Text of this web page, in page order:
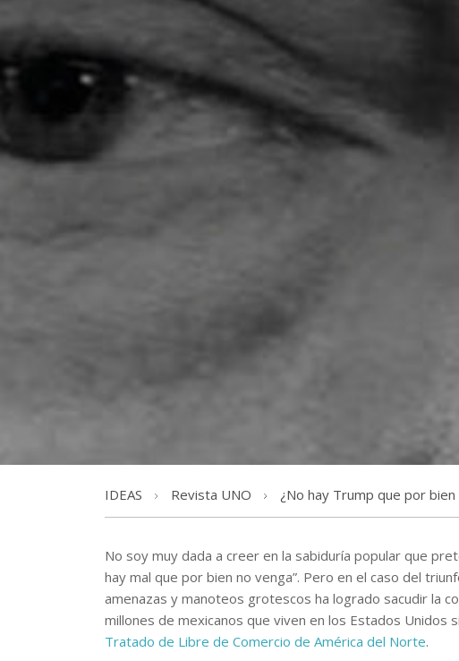
IDEAS Revista UNO ¿No hay Trump que por bien
No soy muy dada a creer en la sabiduría popular que
hay mal que por bien no venga”. Pero en el caso del
amenazas y manoteos grotescos ha logrado sacudir la
millones de mexicanos que viven en los Estados
Tratado de Libre de Comercio de América del Norte.